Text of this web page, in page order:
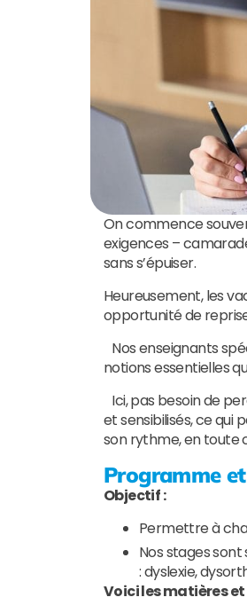
On commence
exigences –
sans s’épuiser.
Heureusement, les
opportunité de
Nos enseignants
notions essentielles
Ici, pas besoin de
et sensibilisés, ce
son rythme, en toute
Programme
Objectif :
Permettre à
Nos stages
: dyslexie,
Voici les matières